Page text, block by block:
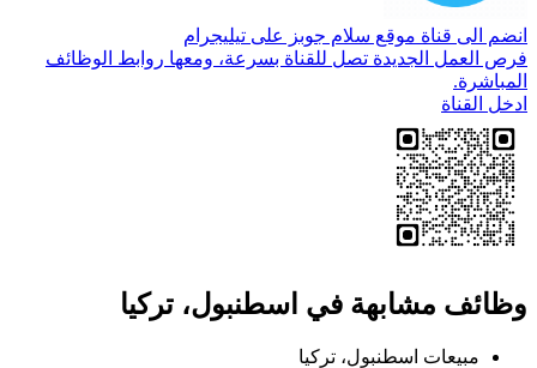
انضم الى قناة موقع سلام جوبز على تيليجرام
فرص العمل الجديدة تصل للقناة بسرعة، ومعها روابط الوظائف
المباشرة.
ادخل القناة
وظائف مشابهة في اسطنبول، تركيا
مبيعات اسطنبول، تركيا